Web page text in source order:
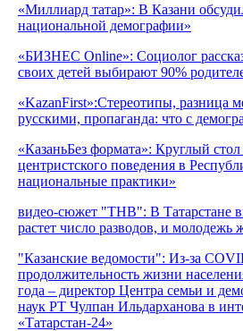
«Миллиард татар»: В Казани
национальной демографии»
«БИЗНЕС Online»: Социолог
своих детей выбирают 90%
«KazanFirst»:Стереотипы, разница
русскими, пропаганда: что с
«КазаньБез формата»: Круглый
центристского поведения в
национальные практики»
видео-сюжет "ТНВ": В Татарстане
растет число разводов, и молодежь
"Казанские ведомости": Из-за
продолжительность жизни
года – директор Центра семьи и
наук РТ Чулпан Ильдарханова в
«Татарстан-24»